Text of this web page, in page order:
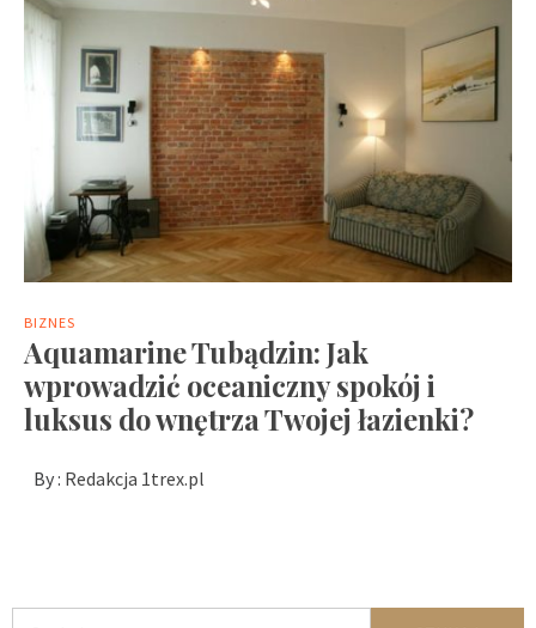
BIZNES
Aquamarine Tubądzin: Jak
wprowadzić oceaniczny spokój i
luksus do wnętrza Twojej łazienki?
By : Redakcja 1trex.pl